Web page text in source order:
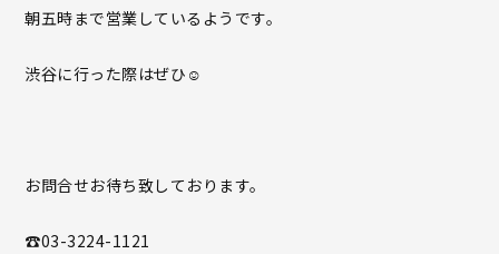
朝五時まで営業しているようです。
渋谷に行った際はぜひ☺
お問合せお待ち致しております。
☎03-3224-1121